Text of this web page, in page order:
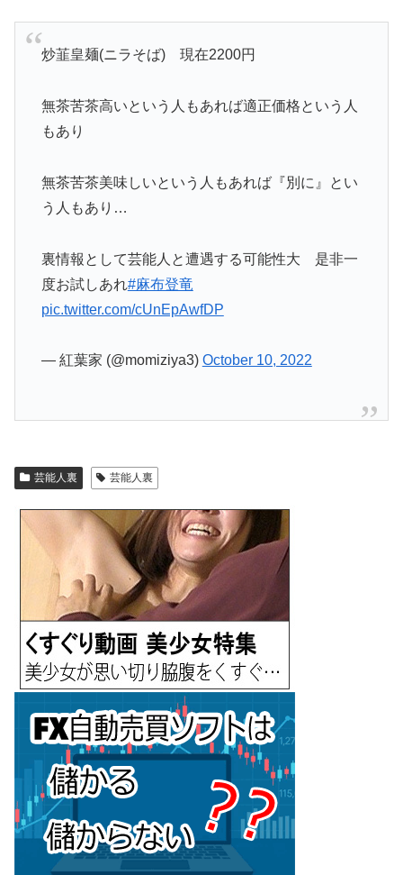
炒韮皇麺(ニラそば) 現在2200円
無茶苦茶高いという人もあれば適正価格という人
もあり
無茶苦茶美味しいという人もあれば『別に』とい
う人もあり…
裏情報として芸能人と遭遇する可能性大 是非一
度お試しあれ#麻布登竜
pic.twitter.com/cUnEpAwfDP
— 紅葉家 (@momiziya3) October 10, 2022
芸能人裏 芸能人裏